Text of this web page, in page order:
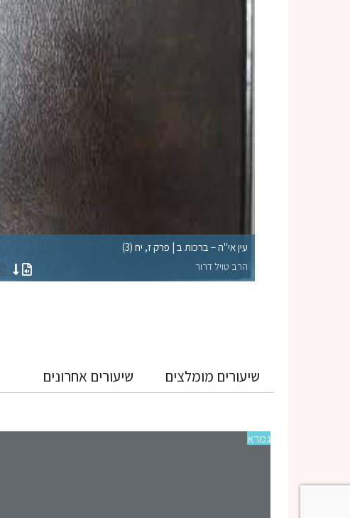
עין אי"ה – ברכות ב | פרק ז, יח (3)
הרב טויל דרור
שיעורים מומלצים שיעורים אחרונים
גמרא